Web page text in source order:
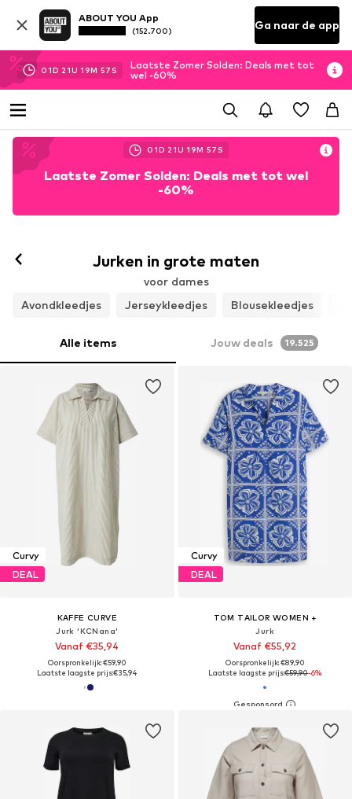
ABOUT YOU App
(152.700) Ga naar de app
01D 21U 19M 55 S
Laatste Zomer Solden: Deals met tot
wel -60%
01D 21U 19M 55 S
Laatste Zomer Solden: Deals met tot wel
-60%
Jurken in grote maten
voor dames
Avondkleedjes
Jerseykleedjes Blousekleedjes
Alle items Jouw deals 19.525
Curvy
DEAL
KAFFE CURVE
Jurk 'KCNana'
Vanaf €35,94
Oorspronkelijk: €59,90
Laatste laagste prijs:€35,94
Curvy
DEAL
TOM TAILOR WOMEN +
Jurk
Vanaf €55,92
Oorspronkelijk: €89,90
Laatste laagste prijs:€59,90-6%